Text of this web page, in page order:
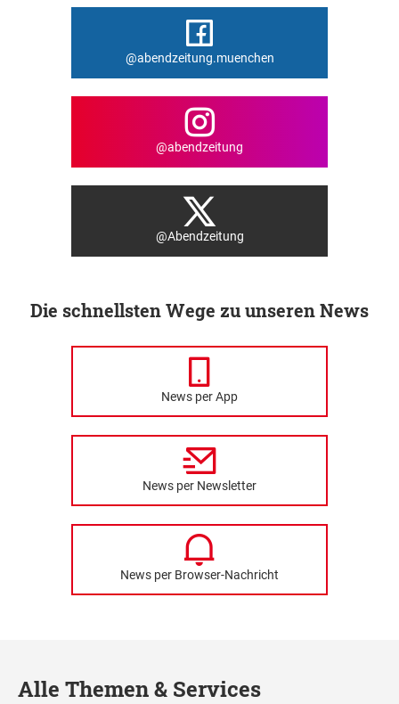
@abendzeitung.muenchen
@abendzeitung
@Abendzeitung
Die schnellsten Wege zu unseren News
News per App
News per Newsletter
News per Browser-Nachricht
Alle Themen & Services